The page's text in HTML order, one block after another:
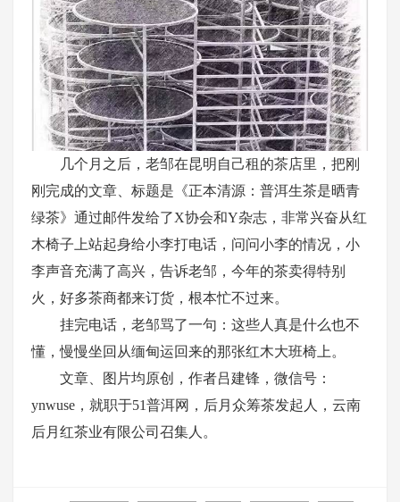
几个月之后，老邹在昆明自己租的茶店里，把刚
刚完成的文章、标题是《正本清源：普洱生茶是晒青
绿茶》通过邮件发给了X协会和Y杂志，非常兴奋从红
木椅子上站起身给小李打电话，问问小李的情况，小
李声音充满了高兴，告诉老邹，今年的茶卖得特别
火，好多茶商都来订货，根本忙不过来。
挂完电话，老邹骂了一句：这些人真是什么也不
懂，慢慢坐回从缅甸运回来的那张红木大班椅上。
文章、图片均原创，作者吕建锋，微信号：
ynwuse，就职于51普洱网，后月众筹茶发起人，云南
后月红茶业有限公司召集人。